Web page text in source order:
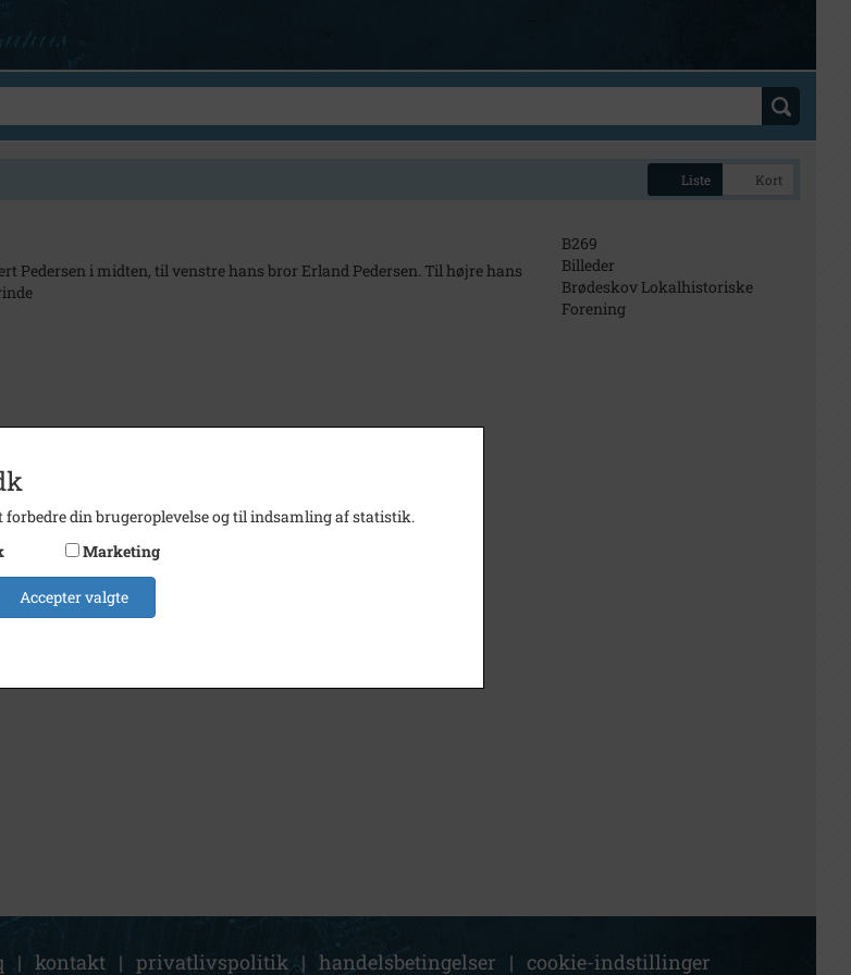
Liste Kort
Pedersen i midten, til venstre hans bror Erland Pedersen. Til højre hans
B269
Billeder
Brødeskov Lokalhistoriske
Forening
| kontakt | privatlivspolitik | handelsbetingelser | cookie-indstillinger
din brugeroplevelse og til indsamling af statistik.
Marketing
Accepter valgte